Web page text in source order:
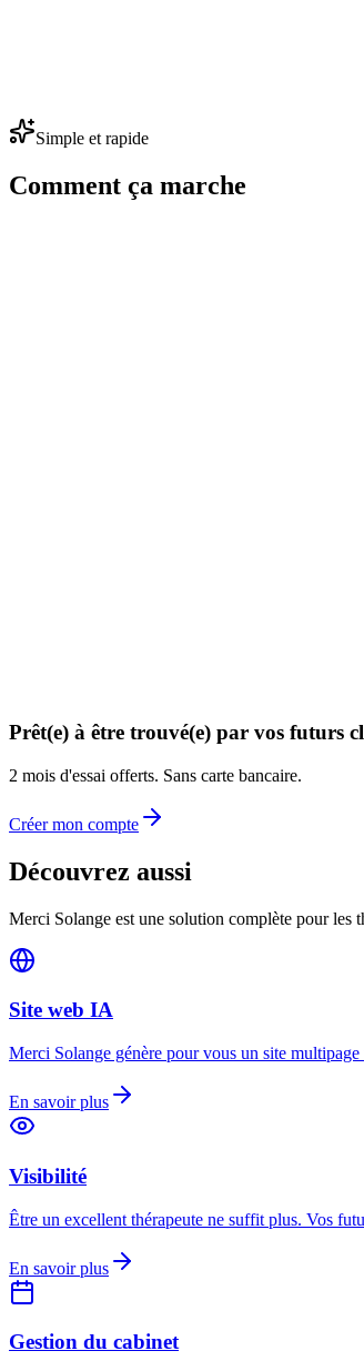
Simple et rapide
Comment ça marche
Prêt(e) à être trouvé(e) par vos futurs
2 mois d'essai offerts. Sans carte bancaire.
Créer mon compte
Découvrez aussi
Merci Solange est une solution complète pour les
Site web IA
Merci Solange génère pour vous un site
En savoir plus
Visibilité
Être un excellent thérapeute ne suffit plus. Vos
En savoir plus
Gestion du cabinet